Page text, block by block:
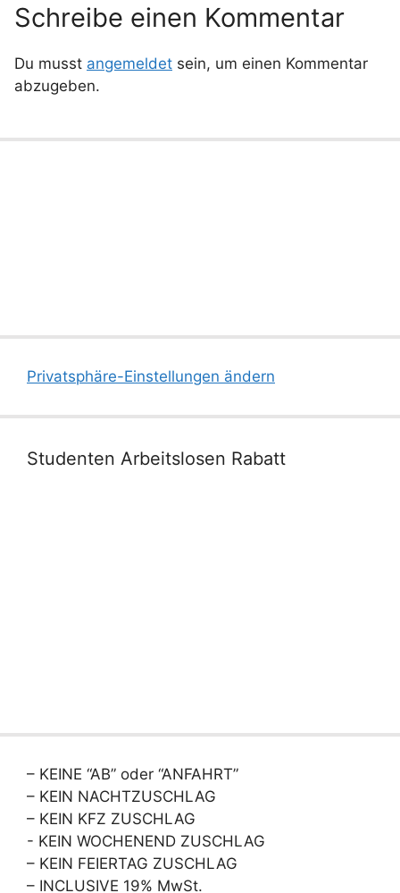
Schreibe einen Kommentar
Du musst angemeldet sein, um einen Kommentar
abzugeben.
Privatsphäre-Einstellungen ändern
Studenten Arbeitslosen Rabatt
– KEINE “AB” oder “ANFAHRT”
– KEIN NACHTZUSCHLAG
– KEIN KFZ ZUSCHLAG
- KEIN WOCHENEND ZUSCHLAG
– KEIN FEIERTAG ZUSCHLAG
– INCLUSIVE 19% MwSt.